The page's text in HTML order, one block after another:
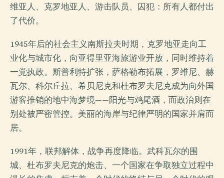
维亚人、克罗地亚人、游击队员、囚犯：所有人都付出
了代价。
1945年后的社会主义南斯拉夫时期，克罗地亚走向工
业化与城市化，向亚得里亚海旅游业开放，同时维持着
一党执政。斯普利特扩张，萨格勒布拓展，罗维尼、赫
瓦尔、科尔丘拉、希贝尼克和杜布罗夫尼克成为向外国
游客推销的地中海梦境——阳光与鸡尾酒，而政治则在
别处被严密管控。美丽的海岸与纪律严明的国家并肩而
居。
1991年，联邦解体，战争再度降临。武科瓦尔的围
城、杜布罗夫尼克的炮击、一个国家在争取独立过程中